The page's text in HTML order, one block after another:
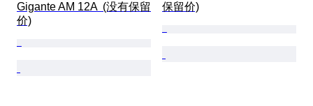
Gigante AM 12A  (没有保留
价)
保留价)